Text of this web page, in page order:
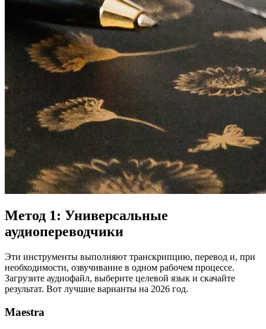
Метод 1: Универсальные
аудиопереводчики
Эти инструменты выполняют транскрипцию, перевод и, при
необходимости, озвучивание в одном рабочем процессе.
Загрузите аудиофайл, выберите целевой язык и скачайте
результат. Вот лучшие варианты на 2026 год.
Maestra